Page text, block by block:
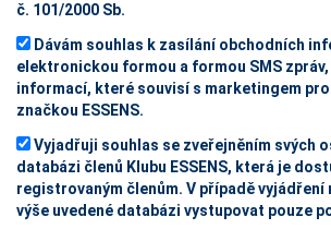
č. 101/2000 Sb.
Dávám souhlas k zasílání obchodních
elektronickou formou a formou SMS
informací, které souvisí s marketingem
značkou ESSENS.
Vyjadřuji souhlas se zveřejněním svých
databázi členů Klubu ESSENS, která je
registrovaným členům. V případě vyjádření
výše uvedené databázi vystupovat pouze